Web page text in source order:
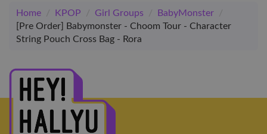
Home / KPOP / Girl Groups / BabyMonster
/
[Pre Order] Babymonster - Choom Tour - Character
String Pouch Cross Bag - Rora